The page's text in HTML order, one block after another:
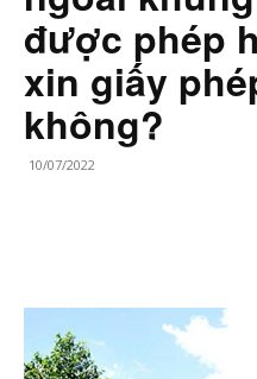
được phép
xin giấy
không?
10/07/2022